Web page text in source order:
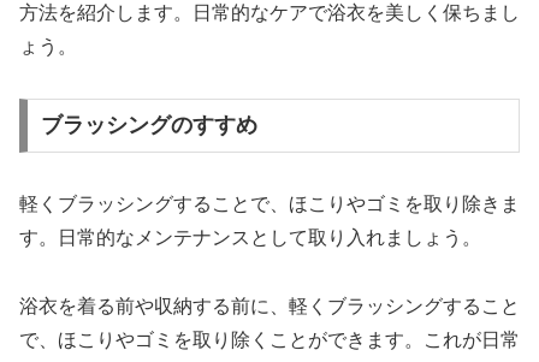
方法を紹介します。日常的なケアで浴衣を美しく保ちまし
ょう。
ブラッシングのすすめ
軽くブラッシングすることで、ほこりやゴミを取り除きま
す。日常的なメンテナンスとして取り入れましょう。
浴衣を着る前や収納する前に、軽くブラッシングすること
で、ほこりやゴミを取り除くことができます。これが日常